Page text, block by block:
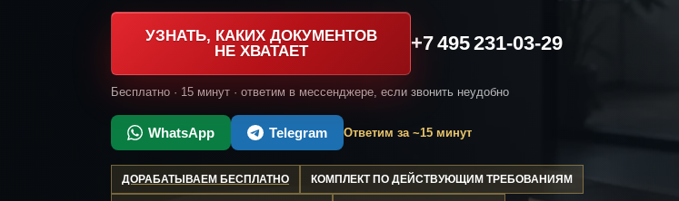
УЗНАТЬ, КАКИХ ДОКУМЕНТОВ
НЕ ХВАТАЕТ
+7 495 231-03-29
Бесплатно · 15 минут · ответим в мессенджере, если звонить неудобно
WhatsApp Telegram Ответим за ~15 минут
ДОРАБАТЫВАЕМ БЕСПЛАТНО КОМПЛЕКТ ПО ДЕЙСТВУЮЩИМ ТРЕБОВАНИЯМ